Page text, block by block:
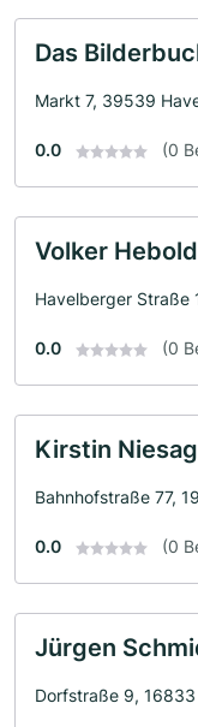
Das
Markt 7, 39539
0.0 (0
Volker Hebold
Havelberger Straße
0.0 (0
Kirstin Niesag
Bahnhofstraße 77,
0.0 (0
Jürgen
Dorfstraße 9, 16833